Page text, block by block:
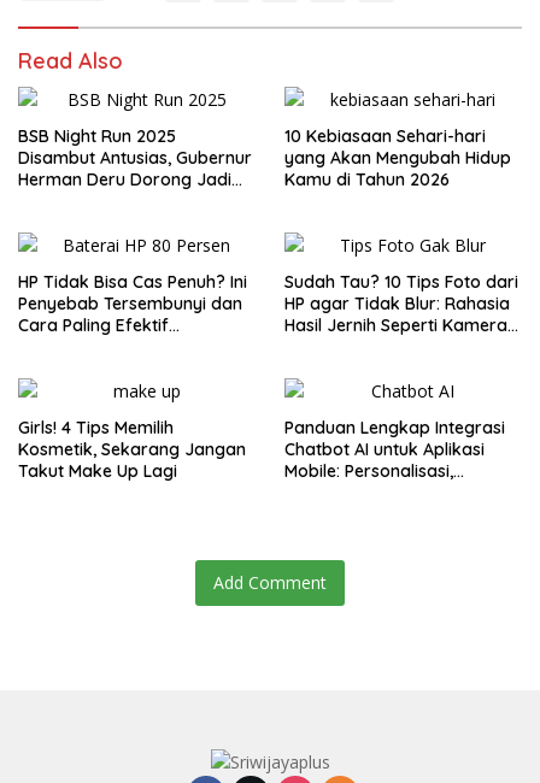
Read Also
BSB Night Run 2025
Disambut Antusias, Gubernur
Herman Deru Dorong Jadi
10 Kebiasaan Sehari-hari
yang Akan Mengubah Hidup
Kamu di Tahun 2026
HP Tidak Bisa Cas Penuh? Ini
Penyebab Tersembunyi dan
Cara Paling Efektif
Sudah Tau? 10 Tips Foto dari
HP agar Tidak Blur: Rahasia
Hasil Jernih Seperti Kamera
Girls! 4 Tips Memilih
Kosmetik, Sekarang Jangan
Takut Make Up Lagi
Panduan Lengkap Integrasi
Chatbot AI untuk Aplikasi
Mobile: Personalisasi,
Add Comment